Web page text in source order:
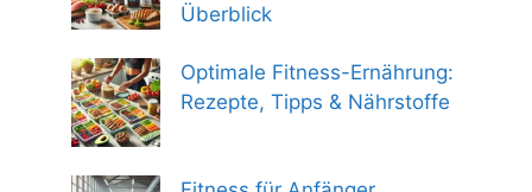
Überblick
Optimale Fitness-Ernährung:
Rezepte, Tipps & Nährstoffe